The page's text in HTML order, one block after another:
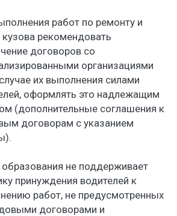
работ по ремонту и
рекомендовать
договоров со
организациями
их выполнения силами
оформлять это надлежащим
(дополнительные соглашения к
договорам с указанием
не поддерживает
принуждения водителей к
работ, не предусмотренных
договорами и